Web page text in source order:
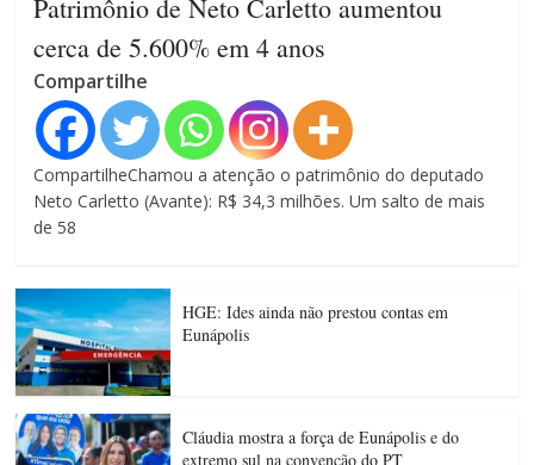
Patrimônio de Neto Carletto aumentou
cerca de 5.600% em 4 anos
Compartilhe
CompartilheChamou a atenção o patrimônio do deputado
Neto Carletto (Avante): R$ 34,3 milhões. Um salto de mais
de 58
HGE: Ides ainda não prestou contas em
Eunápolis
Cláudia mostra a força de Eunápolis e do
extremo sul na convenção do PT